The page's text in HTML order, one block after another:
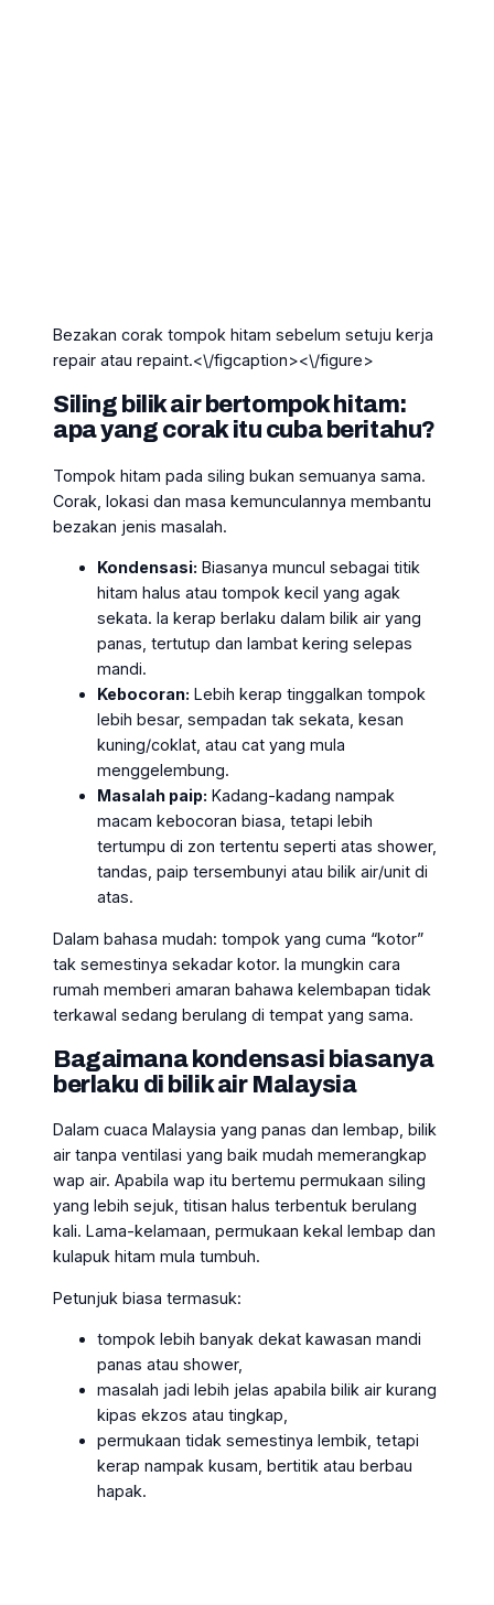
Bezakan corak tompok hitam sebelum setuju kerja
repair atau repaint.<\/figcaption><\/figure>
Siling bilik air bertompok hitam:
apa yang corak itu cuba beritahu?
Tompok hitam pada siling bukan semuanya sama.
Corak, lokasi dan masa kemunculannya membantu
bezakan jenis masalah.
Kondensasi: Biasanya muncul sebagai titik
hitam halus atau tompok kecil yang agak
sekata. Ia kerap berlaku dalam bilik air yang
panas, tertutup dan lambat kering selepas
mandi.
Kebocoran: Lebih kerap tinggalkan tompok
lebih besar, sempadan tak sekata, kesan
kuning/coklat, atau cat yang mula
menggelembung.
Masalah paip: Kadang-kadang nampak
macam kebocoran biasa, tetapi lebih
tertumpu di zon tertentu seperti atas shower,
tandas, paip tersembunyi atau bilik air/unit di
atas.
Dalam bahasa mudah: tompok yang cuma “kotor”
tak semestinya sekadar kotor. Ia mungkin cara
rumah memberi amaran bahawa kelembapan tidak
terkawal sedang berulang di tempat yang sama.
Bagaimana kondensasi biasanya
berlaku di bilik air Malaysia
Dalam cuaca Malaysia yang panas dan lembap, bilik
air tanpa ventilasi yang baik mudah memerangkap
wap air. Apabila wap itu bertemu permukaan siling
yang lebih sejuk, titisan halus terbentuk berulang
kali. Lama-kelamaan, permukaan kekal lembap dan
kulapuk hitam mula tumbuh.
Petunjuk biasa termasuk:
tompok lebih banyak dekat kawasan mandi
panas atau shower,
masalah jadi lebih jelas apabila bilik air kurang
kipas ekzos atau tingkap,
permukaan tidak semestinya lembik, tetapi
kerap nampak kusam, bertitik atau berbau
hapak.